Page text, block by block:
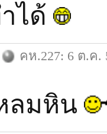
ได้
คห.227: 6 ต.ค.
ลมหิน